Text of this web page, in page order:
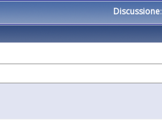
Discussione: